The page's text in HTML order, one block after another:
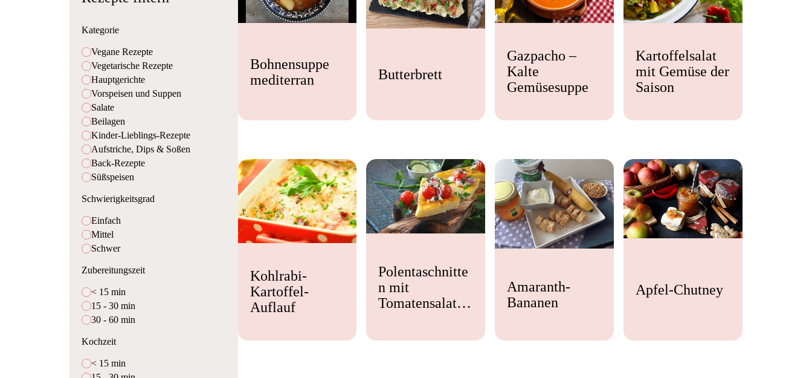
Kategorie
Vegane Rezepte
Vegetarische Rezepte
Hauptgerichte
Vorspeisen und Suppen
Salate
Beilagen
Kinder-Lieblings-Rezepte
Aufstriche, Dips & Soßen
Back-Rezepte
Süßspeisen
Schwierigkeitsgrad
Einfach
Mittel
Schwer
Zubereitungszeit
< 15 min
15 - 30 min
30 - 60 min
Kochzeit
< 15 min
Bohnensuppe
mediterran
Butterbrett
Gazpacho –
Kalte
Gemüsesuppe
Kartoffelsalat
mit Gemüse der
Saison
Kohlrabi-
Kartoffel-
Auflauf
Polentaschnitte
n mit
Tomatensalat &
Amaranth-
Bananen
Apfel-Chutney